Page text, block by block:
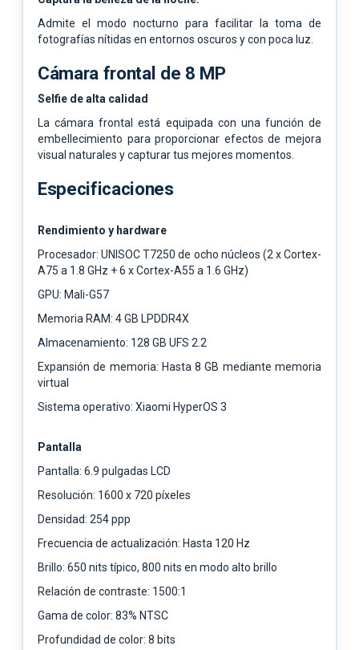
Admite el modo nocturno para facilitar la toma de
fotografías nítidas en entornos oscuros y con poca luz.
Cámara frontal de 8 MP
Selfie de alta calidad
La cámara frontal está equipada con una función de
embellecimiento para proporcionar efectos de mejora
visual naturales y capturar tus mejores momentos.
Especificaciones
Rendimiento y hardware
Procesador: UNISOC T7250 de ocho núcleos (2 x Cortex-
A75 a 1.8 GHz + 6 x Cortex-A55 a 1.6 GHz)
GPU: Mali-G57
Memoria RAM: 4 GB LPDDR4X
Almacenamiento: 128 GB UFS 2.2
Expansión de memoria: Hasta 8 GB mediante memoria
virtual
Sistema operativo: Xiaomi HyperOS 3
Pantalla
Pantalla: 6.9 pulgadas LCD
Resolución: 1600 x 720 píxeles
Densidad: 254 ppp
Frecuencia de actualización: Hasta 120 Hz
Brillo: 650 nits típico, 800 nits en modo alto brillo
Relación de contraste: 1500:1
Gama de color: 83% NTSC
Profundidad de color: 8 bits